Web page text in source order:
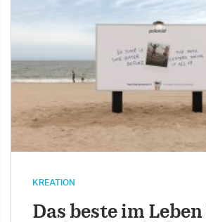
KREATION
Das beste im